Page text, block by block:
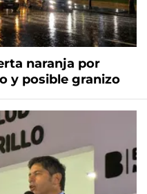
naranja por
y posible granizo